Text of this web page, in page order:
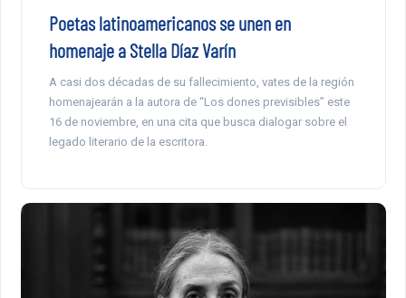
Poetas latinoamericanos se unen en
homenaje a Stella Díaz Varín
A casi dos décadas de su fallecimiento, vates de la región
homenajearán a la autora de “Los dones previsibles” este
16 de noviembre, en una cita que busca dialogar sobre el
legado literario de la escritora.